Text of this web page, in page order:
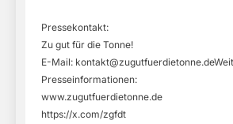
Pressekontakt:
Zu gut für die Tonne!
E-Mail:
Presseinformationen:
www.zugutfuerdietonne.de
https://x.com/zgfdt